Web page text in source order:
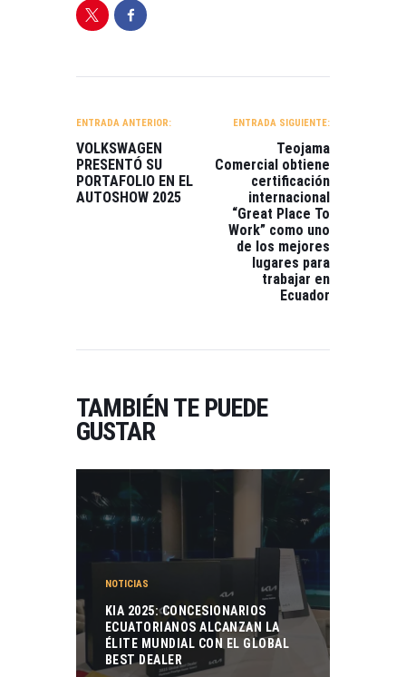
ENTRADAS
ENTRADA ANTERIOR:
VOLKSWAGEN
PRESENTÓ SU
PORTAFOLIO EN EL
AUTOSHOW 2025
ENTRADA SIGUIENTE:
Teojama
Comercial obtiene
certificación
internacional
“Great Place To
Work” como uno
de los mejores
lugares para
trabajar en
Ecuador
TAMBIÉN TE PUEDE
GUSTAR
NOTICIAS
KIA 2025: CONCESIONARIOS
ECUATORIANOS ALCANZAN LA
ÉLITE MUNDIAL CON EL GLOBAL
BEST DEALER